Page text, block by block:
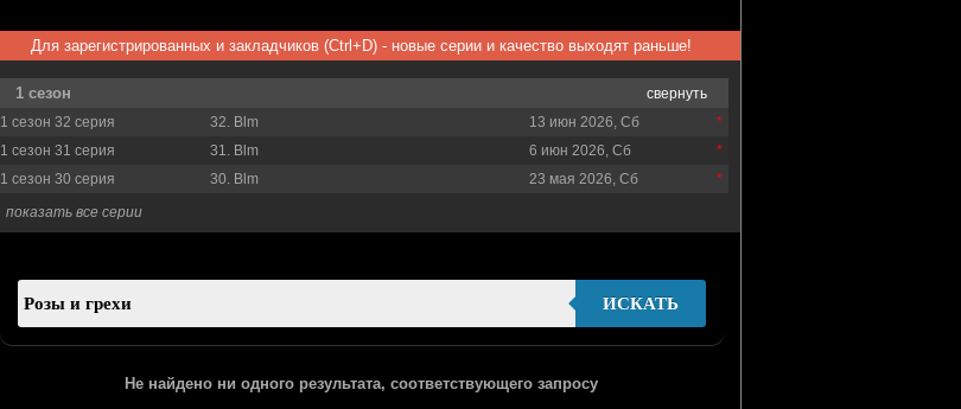
Для зарегистрированных и закладчиков (Ctrl+D) - новые серии и качество выходят раньше!
1 сезон
свернуть
1 сезон 32 серия
32. Blm
13 июн 2026, Сб
1 сезон 31 серия
31. Blm
6 июн 2026, Сб
1 сезон 30 серия
30. Blm
23 мая 2026, Сб
показать все серии
ИСКАТЬ
Не найдено ни одного результата, соответствующего запросу